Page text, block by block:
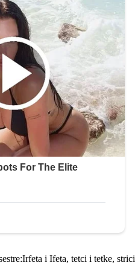
i Ifeta, tetci i tetke,